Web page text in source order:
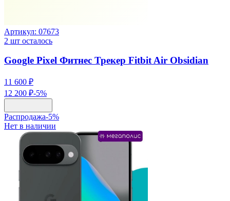
Артикул: 07673
2 шт осталось
Google Pixel Фитнес Трекер Fitbit Air Obsidian
11 600 ₽
12 200 ₽-5%
Распродажа-5%
Нет в наличии